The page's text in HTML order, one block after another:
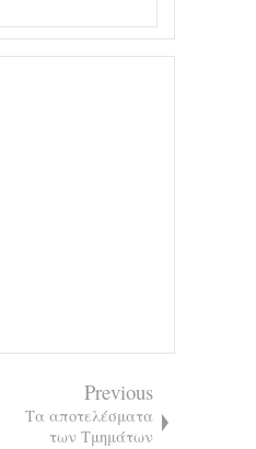
Previous
Tα αποτελέσματα
των Τμημάτων